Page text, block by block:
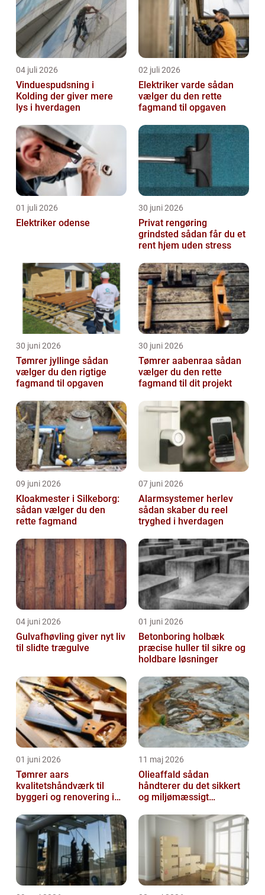
04 juli 2026
Vinduespudsning i
Kolding der giver mere
lys i hverdagen
02 juli 2026
Elektriker varde sådan
vælger du den rette
fagmand til opgaven
01 juli 2026
Elektriker odense
30 juni 2026
Privat rengøring
grindsted sådan får du et
rent hjem uden stress
30 juni 2026
Tømrer jyllinge sådan
vælger du den rigtige
fagmand til opgaven
30 juni 2026
Tømrer aabenraa sådan
vælger du den rette
fagmand til dit projekt
09 juni 2026
Kloakmester i Silkeborg:
sådan vælger du den
rette fagmand
07 juni 2026
Alarmsystemer herlev
sådan skaber du reel
tryghed i hverdagen
04 juni 2026
Gulvafhøvling giver nyt liv
til slidte trægulve
01 juni 2026
Betonboring holbæk
præcise huller til sikre og
holdbare løsninger
01 juni 2026
Tømrer aars
kvalitetshåndværk til
byggeri og renovering i
11 maj 2026
Olieaffald sådan
håndterer du det sikkert
og miljømæssigt